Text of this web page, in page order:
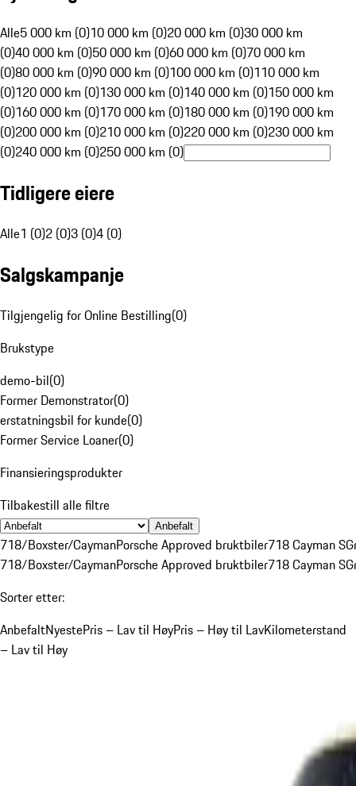
Alle5 000 km (0)10 000 km (0)20 000 km (0)30 000 km
(0)40 000 km (0)50 000 km (0)60 000 km (0)70 000 km
(0)80 000 km (0)90 000 km (0)100 000 km (0)110 000 km
(0)120 000 km (0)130 000 km (0)140 000 km (0)150 000 km
(0)160 000 km (0)170 000 km (0)180 000 km (0)190 000 km
(0)200 000 km (0)210 000 km (0)220 000 km (0)230 000 km
(0)240 000 km (0)250 000 km (0)
Tidligere eiere
Alle1 (0)2 (0)3 (0)4 (0)
Salgskampanje
Tilgjengelig for Online Bestilling(0)
Brukstype
demo-bil(0)
Former Demonstrator(0)
erstatningsbil for kunde(0)
Former Service Loaner(0)
Finansieringsprodukter
Tilbakestill alle filtre
Anbefalt
718/Boxster/CaymanPorsche Approved bruktbiler718 Cayman S
718/Boxster/CaymanPorsche Approved bruktbiler718 Cayman S
Sorter etter:
AnbefaltNyestePris – Lav til HøyPris – Høy til LavKilometerstand
– Lav til Høy